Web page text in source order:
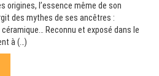
origines, l’essence même de son
des mythes de ses ancêtres :
Reconnu et exposé dans le
à (…)